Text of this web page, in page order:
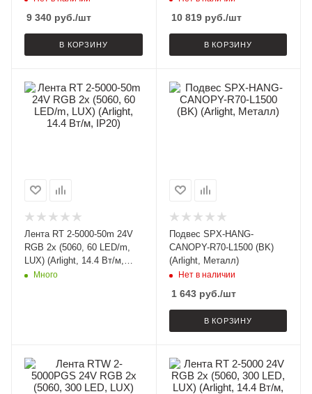
9 340 руб./шт
В КОРЗИНУ
10 819руб./шт
В КОРЗИНУ
Лента RT 2-5000-50m 24V
RGB 2x (5060, 60 LED/m,
LUX) (Arlight, 14.4 Вт/м,
IP20)Много
Подвес SPX-HANG-
CANOPY-R70-L1500 (BK)
(Arlight, Металл)
Нет в наличии
1 643руб./шт
В КОРЗИНУ